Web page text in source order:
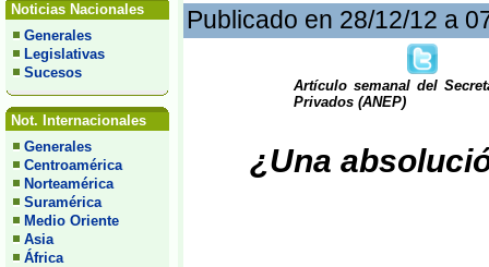
Noticias Nacionales
Generales
Legislativas
Sucesos
Not. Internacionales
Generales
Centroamérica
Norteamérica
Suramérica
Medio Oriente
Asia
África
Publicado en 28/12/12 a
Artículo semanal del
Privados (ANEP)
¿Una